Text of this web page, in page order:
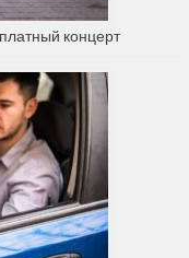
концерт